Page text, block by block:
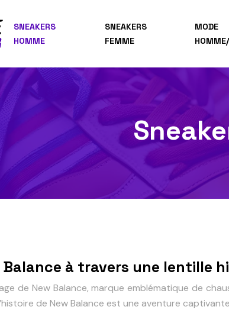
SNEAKERS
HOMME
SNEAKERS
FEMME
MODE
Balance à travers une lentille
de New Balance, marque emblématique de
de New Balance est une aventure